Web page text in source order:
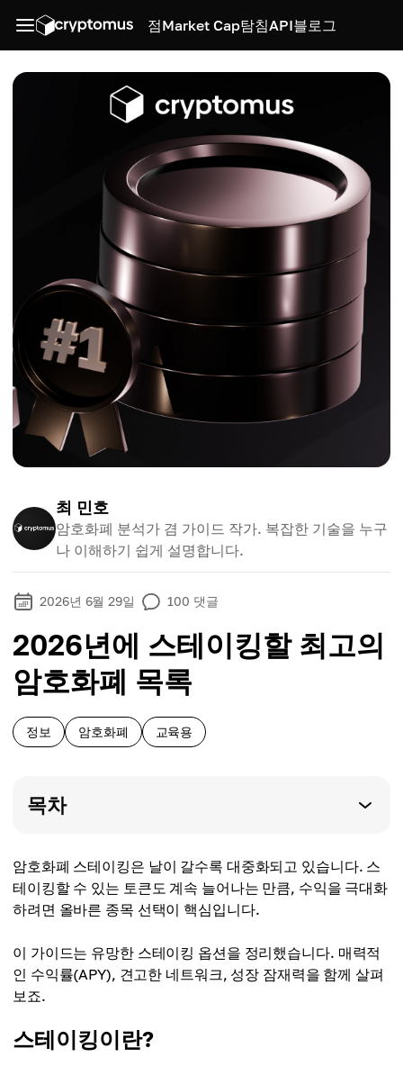
점Market Cap탐침API블로그
최 민호
암호화폐 분석가 겸 가이드 작가. 복잡한 기술을 누구
나 이해하기 쉽게 설명합니다.
2026년 6월 29일 100 댓글
2026년에 스테이킹할 최고의
암호화폐 목록
정보 암호화폐 교육용
목차
암호화폐 스테이킹은 날이 갈수록 대중화되고 있습니다. 스
테이킹할 수 있는 토큰도 계속 늘어나는 만큼, 수익을 극대화
하려면 올바른 종목 선택이 핵심입니다.
이 가이드는 유망한 스테이킹 옵션을 정리했습니다. 매력적
인 수익률(APY), 견고한 네트워크, 성장 잠재력을 함께 살펴
보죠.
스테이킹이란?